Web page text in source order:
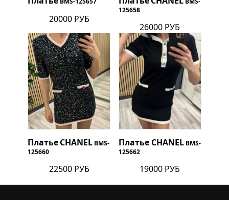
20000 РУБ
125658
26000 РУБ
ПлатьеCHANEL BMS-
125660
22500 РУБ
Платье CHANEL BMS-
125662
19000 РУБ